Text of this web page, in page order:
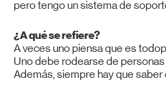
pero tengo un sistema de
¿A qué se refiere?
A veces uno piensa que es
Uno debe rodearse de personas
Además, siempre hay que saber